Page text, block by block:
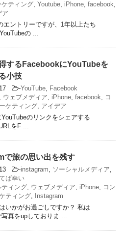
ティング, Youtube, iPhone, facebook,
ア
エントリーですが、1年以上たち
の ...
するFacebookにYouTubeを
小技
-YouTube, Facebook
, ウェブメディア, iPhone, facebook, コ
ケティング, アイデア
YouTubeのリンクをシェアする
をF ...
で旅の思い出を残す
-instagram, ソーシャルメディア,
ば幸い
ティング, ウェブメディア, iPhone, コン
ティング,
Instagram
いかがお過ごしですか？ 私は
真をupしておりま ...